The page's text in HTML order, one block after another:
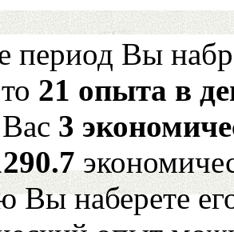
период Вы
21 опыта в
3
Вы наберете